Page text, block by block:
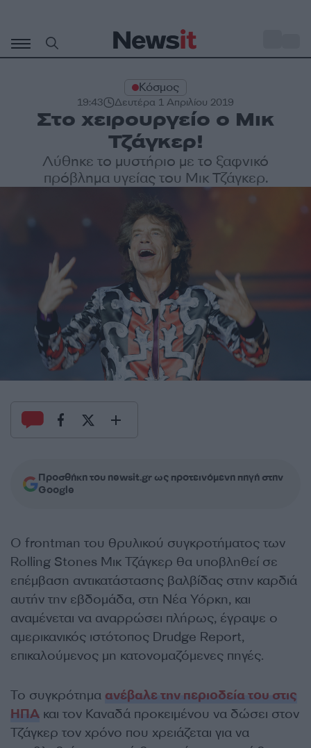
περιεχόμενο
Κόσμος
19:43 Δευτέρα 1 Απριλίου 2019
Στο χειρουργείο ο Μικ
Τζάγκερ!
Λύθηκε το μυστήριο με το ξαφνικό
πρόβλημα υγείας του Μικ Τζάγκερ.
Προσθήκη του newsit.gr ως προτεινόμενη πηγή στην
Google
Ο frontman του θρυλικού συγκροτήματος των
Rolling Stones Μικ Τζάγκερ θα υποβληθεί σε
επέμβαση αντικατάστασης βαλβίδας στην καρδιά
αυτήν την εβδομάδα, στη Νέα Υόρκη, και
αναμένεται να αναρρώσει πλήρως, έγραψε ο
αμερικανικός ιστότοπος Drudge Report,
επικαλούμενος μη κατονομαζόμενες πηγές.
Το συγκρότημα ανέβαλε την περιοδεία του στις
ΗΠΑ και τον Καναδά προκειμένου να δώσει στον
Τζάγκερ τον χρόνο που χρειάζεται για να